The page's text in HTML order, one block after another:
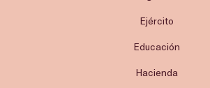
Ejército
Educación
Hacienda